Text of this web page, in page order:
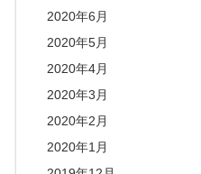
2020年6月
2020年5月
2020年4月
2020年3月
2020年2月
2020年1月